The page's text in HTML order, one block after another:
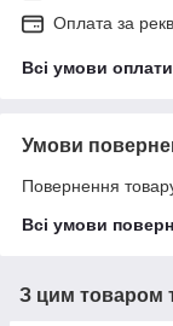
Оплата за
Всі умови оплати
Умови
Повернення
Всі умови
З цим товаром